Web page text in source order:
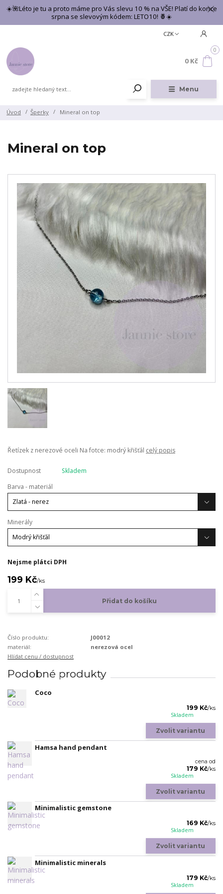
☀️🌺Léto je tu a proto máme pro Vás slevu 10 % na VŠE! Platí do konce
srpna se slevovým kódem: LETO10! 🍍☀️
Menu
CZK
0
0 Kč
Úvod Šperky Mineral on top
Mineral on top
Řetízek z nerezové oceli Na fotce: modrý křišťál celý popis
Dostupnost
Skladem
Barva - materiál
Minerály
Nejsme plátci DPH
199 Kč/ks
Přidat do košíku
Číslo produktu:
J00012
materiál:
nerezová ocel
Hlídat cenu / dostupnost
Podobné produkty
Coco
199 Kč/ks
Skladem
Zvolit variantu
Hamsa hand pendant
cena od
179 Kč/ks
Skladem
Zvolit variantu
Minimalistic gemstone
169 Kč/ks
Skladem
Zvolit variantu
Minimalistic minerals
179 Kč/ks
Skladem